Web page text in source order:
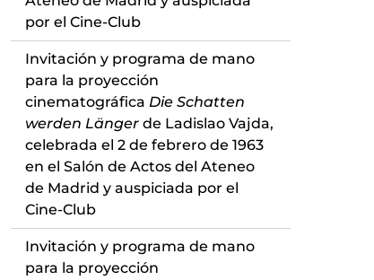
por el Cine-Club
Invitación y programa de mano
para la proyección
cinematográfica Die Schatten
werden Länger de Ladislao Vajda,
celebrada el 2 de febrero de 1963
en el Salón de Actos del Ateneo
de Madrid y auspiciada por el
Cine-Club
Invitación y programa de mano
para la proyección